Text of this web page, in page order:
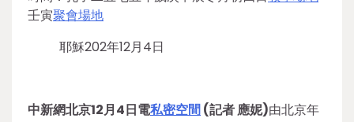
壬寅聚會場地
耶穌202年12月4日
中新網北京12月4日電私密空間(記者 應妮)由北京年